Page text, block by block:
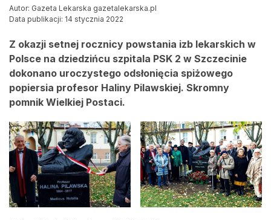
Autor: Gazeta Lekarska gazetalekarska.pl
Data publikacji: 14 stycznia 2022
Z okazji setnej rocznicy powstania izb lekarskich w
Polsce na dziedzińcu szpitala PSK 2 w Szczecinie
dokonano uroczystego odsłonięcia spiżowego
popiersia profesor Haliny Pilawskiej. Skromny
pomnik Wielkiej Postaci.